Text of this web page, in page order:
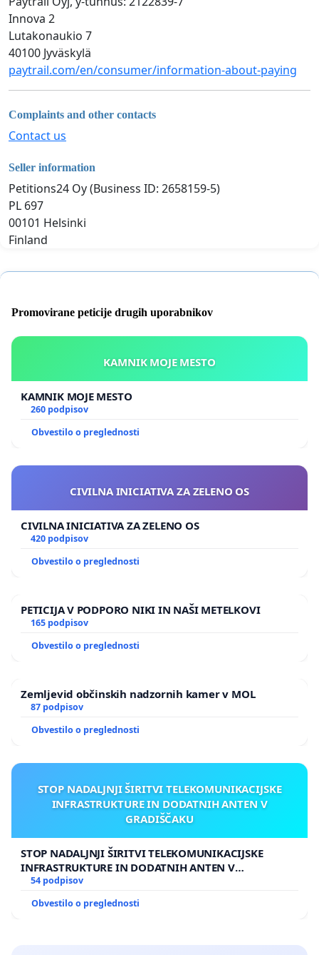
Innova 2
Lutakonaukio 7
40100 Jyväskylä
paytrail.com/en/consumer/information-about-paying
Complaints and other contacts
Contact us
Seller information
Petitions24 Oy (Business ID: 2658159-5)
PL 697
00101 Helsinki
Finland
Promovirane peticije drugih uporabnikov
KAMNIK MOJE MESTO
KAMNIK MOJE MESTO
260 podpisov
Obvestilo o preglednosti
CIVILNA INICIATIVA ZA ZELENO OS
CIVILNA INICIATIVA ZA ZELENO OS
420 podpisov
Obvestilo o preglednosti
PETICIJA V PODPORO NIKI IN NAŠI METELKOVI
165 podpisov
Obvestilo o preglednosti
Zemljevid občinskih nadzornih kamer v MOL
87 podpisov
Obvestilo o preglednosti
STOP NADALJNJI ŠIRITVI TELEKOMUNIKACIJSKE
INFRASTRUKTURE IN DODATNIH ANTEN V
GRADIŠČAKU
STOP NADALJNJI ŠIRITVI TELEKOMUNIKACIJSKE
INFRASTRUKTURE IN DODATNIH ANTEN V
GRADIŠČAKU
54 podpisov
Obvestilo o preglednosti